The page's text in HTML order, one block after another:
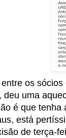
os
deu uma
é que tenha
está
de terça-